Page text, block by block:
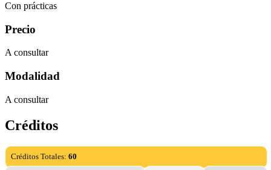
Con prácticas
Precio
A consultar
Modalidad
A consultar
Créditos
Créditos Totales: 60